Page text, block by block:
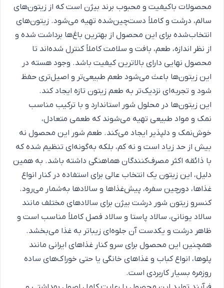
محصولات باکیفیت و محبوب برند بیژن است که از زیتون‌های
سالم، درشت و کاملاً دست‌چین‌شده تهیه می‌شود. زیتون‌های
انتخاب‌شده برای این محصول از بهترین باغ‌ها برداشت شده و
از نظر اندازه، طعم، بافت و سلامت کاملاً کنترل شده‌اند تا
محصول نهایی دارای بالاترین کیفیت باشد. وجود هسته در
این زیتون‌ها باعث می‌شود طعم طبیعی‌تر و اصیل‌تری حفظ
شود و تجربه‌ای نزدیک‌تر به طعم زیتون تازه ایجاد کند.
این زیتون‌ها در محلول شور استاندارد و با ترکیب مناسب
نمک و مواد طبیعی تهیه می‌شوند که طعمی متعادل،
خوش‌نمک و دلپذیر ایجاد می‌کند. طعم شور این محصول نه
بیش از حد زیاد است و نه کم، بلکه به‌گونه‌ای تنظیم شده که
با ذائقه اکثر مصرف‌کنندگان هماهنگی داشته باشد. به همین
دلیل، این زیتون یک انتخاب عالی برای استفاده در کنار انواع
غذاها، دورچین سفره، پیش‌غذاها و سالادها به‌شمار می‌رود.
کنسرو زیتون شور درشت بیژن برای سالادهای مختلف مانند
سالاد یونانی، سالاد پاستا و سالاد فصل کاملاً مناسب است و
ظاهر درشت و یکدست آن جلوه‌ای زیباتر به غذا می‌بخشد.
همچنین این محصول برای سرو کنار غذاهای ایرانی مانند
پلوها، انواع کباب و غذاهای خانگی یا حتی خوراک‌های ساده
روزمره بسیار کاربردی است.